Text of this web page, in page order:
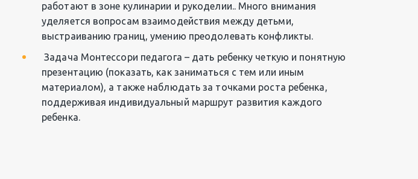
работают в зоне кулинарии и рукоделии.. Много внимания
уделяется вопросам взаимодействия между детьми,
выстраиванию границ, умению преодолевать конфликты.
Задача Монтессори педагога – дать ребенку четкую и понятную
презентацию (показать, как заниматься с тем или иным
материалом), а также наблюдать за точками роста ребенка,
поддерживая индивидуальный маршрут развития каждого
ребенка.